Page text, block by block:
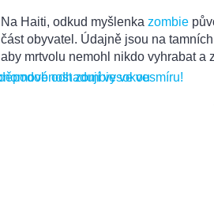
Na Haiti, odkud myšlenka zombie
část obyvatel. Údajně jsou na
aby mrtvolu nemohl nikdo vyhrabat a